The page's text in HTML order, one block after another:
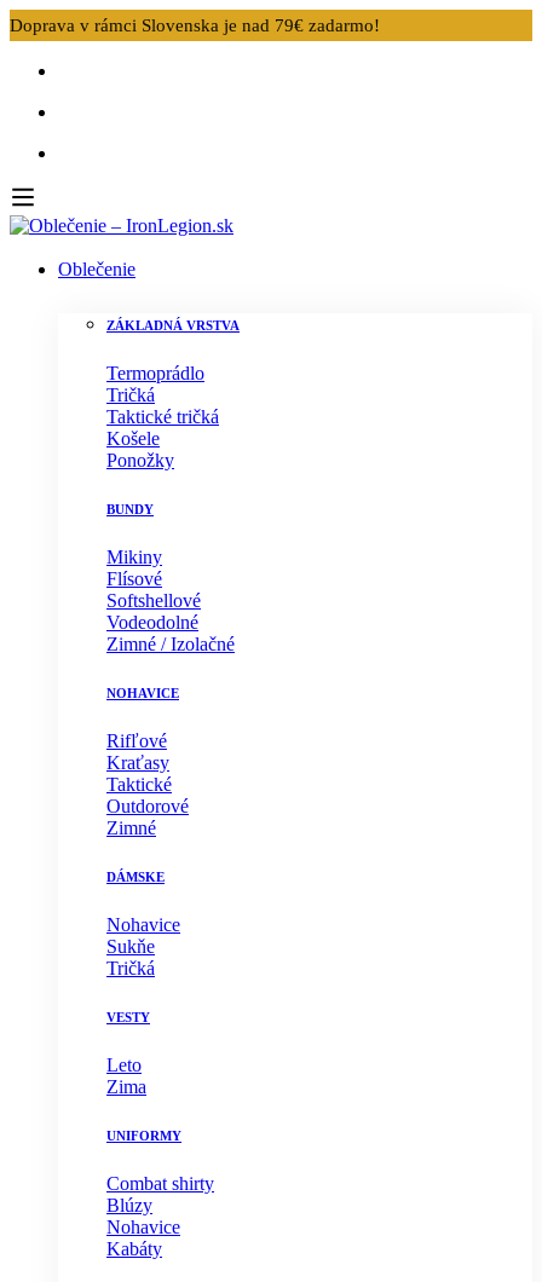
Doprava v rámci Slovenska je nad 79€ zadarmo!
Oblečenie
ZÁKLADNÁ VRSTVA
Termoprádlo
Tričká
Taktické tričká
Košele
Ponožky
BUNDY
Mikiny
Flísové
Softshellové
Vodeodolné
Zimné / Izolačné
NOHAVICE
Rifľové
Kraťasy
Taktické
Outdorové
Zimné
DÁMSKE
Nohavice
Sukňe
Tričká
VESTY
Leto
Zima
UNIFORMY
Combat shirty
Blúzy
Nohavice
Kabáty